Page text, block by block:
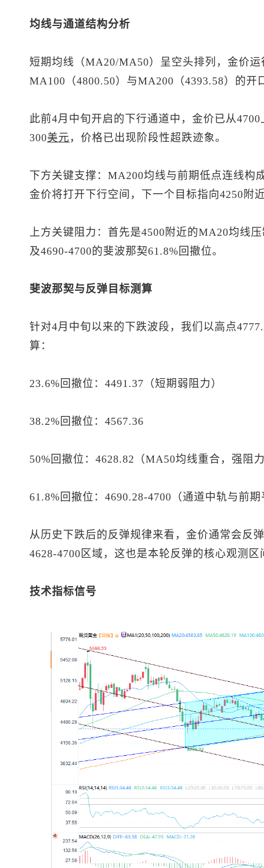
均线与通道结构分析
短期均线（MA20/MA50）呈空头排列，金价
MA100（4800.50）与MA200（4393.58）的开
此前4月中旬开启的下行通道中，金价已从
300美元 ，价格已出现阶段性超跌迹象。
下方关键支撑：MA200均线与前期低点连线构
金价将打开下行空间，下一个目标指向4250附
上方关键阻力：首先是4500附近的MA20均线
及4690-4700的斐波那契61.8%回撤位。
斐波那契与反弹目标测算
针对4月中旬以来的下跌波段，我们以高点
算：
23.6%回撤位：4491.37（短期弱阻力）
38.2%回撤位：4567.36
50%回撤位：4628.82（MA50均线重合，强阻
61.8%回撤位：4690.28-4700（通道中轨与前
从历史下跌后的反弹规律来看，金价通常会反
4628-4700区域，这也是本轮反弹的核心观测区
技术指标信号